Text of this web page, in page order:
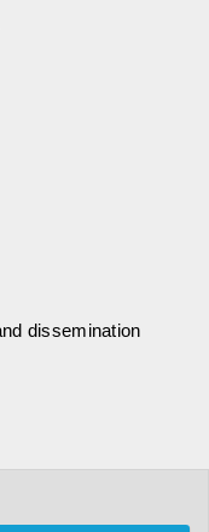
dissemination